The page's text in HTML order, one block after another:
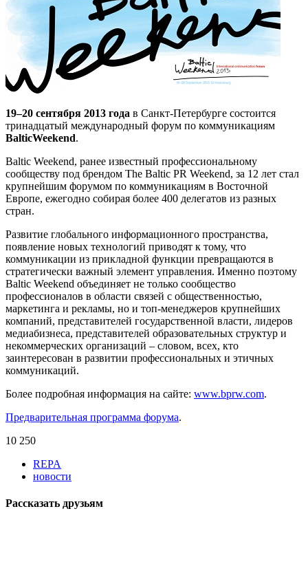
19–20 сентября 2013 года в Санкт-Петербурге состоится
тринадцатый международный форум по коммуникациям
BalticWeekend.
Baltic Weekend, ранее известный профессиональному
сообществу под брендом The Baltic PR Weekend, за 12 лет стал
крупнейшим форумом по коммуникациям в Восточной
Европе, ежегодно собирая более 400 делегатов из разных
стран.
Развитие глобального информационного пространства,
появление новых технологий приводят к тому, что
коммуникации из прикладной функции превращаются в
стратегически важный элемент управления. Именно поэтому
Baltic Weekend объединяет не только сообщество
профессионалов в области связей с общественностью,
маркетинга и рекламы, но и топ-менеджеров крупнейших
компаний, представителей государственной власти, лидеров
медиабизнеса, представителей образовательных структур и
некоммерческих организаций – словом, всех, кто
заинтересован в развитии профессиональных и этичных
коммуникаций.
Более подробная информация на сайте: www.bprw.com.
Предварительная программа форума.
10 250
REPA
новости
Рассказать друзьям